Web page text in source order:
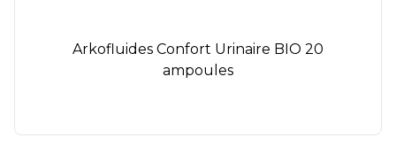
Arkofluides Confort Urinaire BIO 20
ampoules